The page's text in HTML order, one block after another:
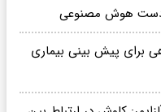
دست هوش مصنوعی
برای پیش‌ بینی بیماری‌